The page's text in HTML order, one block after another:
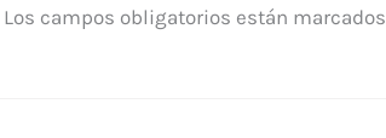
Los campos obligatorios están marcados